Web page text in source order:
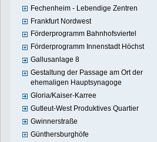
Fechenheim - Lebendige Zentren
Frankfurt Nordwest
Förderprogramm Bahnhofsviertel
Förderprogramm Innenstadt Höchst
Gallusanlage 8
Gestaltung der Passage am Ort der
ehemaligen Hauptsynagoge
Gloria/Kaiser-Karree
Gutleut-West Produktives Quartier
Gwinnerstraße
Günthersburghöfe